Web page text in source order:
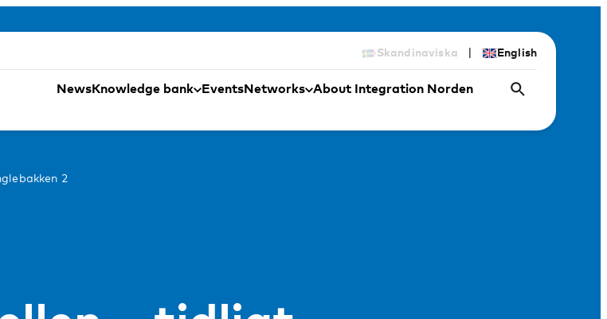
Skandinaviska | English
NewsKnowledge bank EventsNetworks About Integration Norden
2